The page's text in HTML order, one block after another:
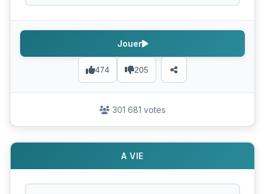
474 205
Jouer
301 681 votes
A VIE